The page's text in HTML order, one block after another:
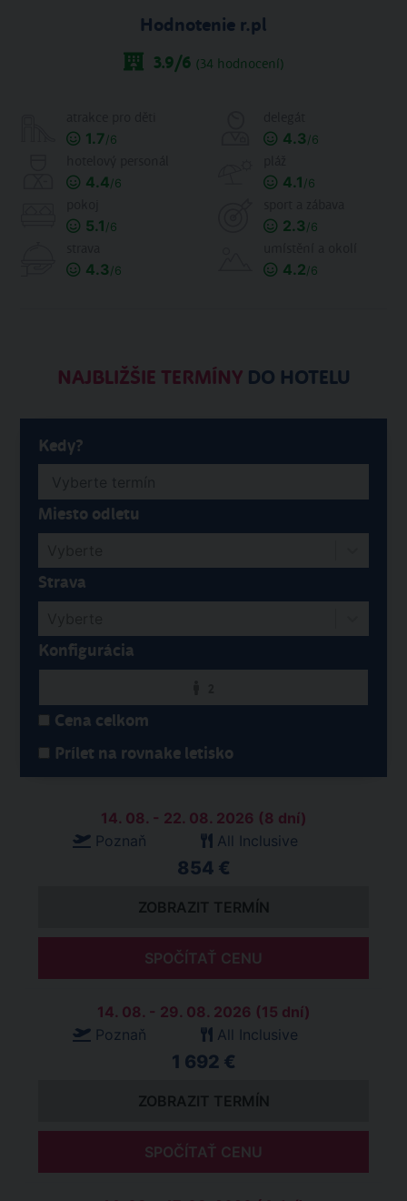
Hodnotenie r.pl
3.9/6 (34 hodnocení)
1.7/6 4.3/6
4.4/6 4.1 /6
5.1 /6 2.3/6
4.3/6 4.2/6
NAJBLIŽŠIE TERMÍNYDO HOTELU
Kedy?
Miesto odletu
Strava
Konfigurácia
Cena celkom
Prílet na rovnake letisko
14. 08. - 22. 08. 2026 (8 dní)
Poznaň
All Inclusive
854 €
ZOBRAZIT TERMÍN
SPOČÍTAŤ CENU
14. 08. - 29. 08. 2026 (15 dní)
Poznaň
All Inclusive
1 692 €
ZOBRAZIT TERMÍN
SPOČÍTAŤ CENU